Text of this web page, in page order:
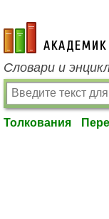
academic.ru
Словари и
Толкования